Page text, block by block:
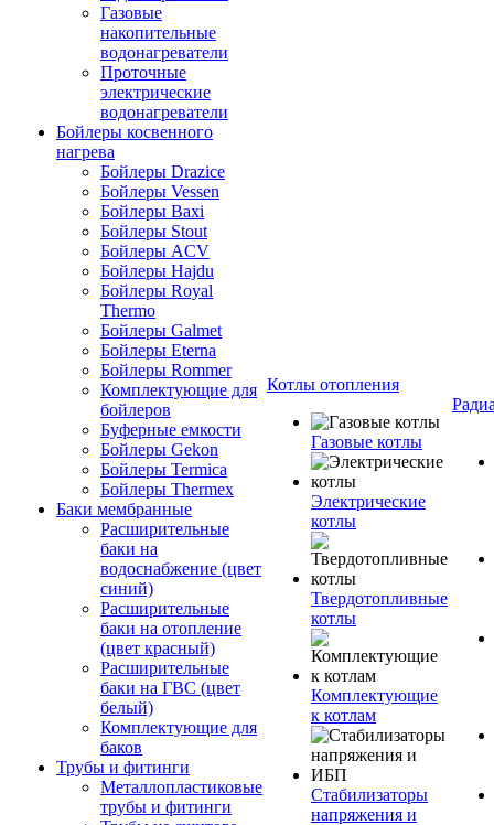
Газовые
накопительные
водонагреватели
Проточные
электрические
водонагреватели
Бойлеры косвенного
нагрева
Бойлеры Drazice
Бойлеры Vessen
Бойлеры Baxi
Бойлеры Stout
Бойлеры ACV
Бойлеры Hajdu
Бойлеры Royal
Thermo
Бойлеры Galmet
Бойлеры Eterna
Бойлеры Rommer
Комплектующие для
бойлеров
Буферные емкости
Бойлеры Gekon
Бойлеры Termica
Бойлеры Thermex
Баки мембранные
Расширительные
баки на
водоснабжение (цвет
синий)
Расширительные
баки на отопление
(цвет красный)
Расширительные
баки на ГВС (цвет
белый)
Комплектующие для
баков
Трубы и фитинги
Металлопластиковые
трубы и фитинги
Котлы отопления
Газовые котлы
Электрические
котлы
Твердотопливные
котлы
Комплектующие
к котлам
Стабилизаторы
напряжения и